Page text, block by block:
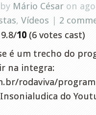
Mário César on
, Vídeos | 2
10 (6 votes cast)
é um trecho do
na integra:
rodaviva/
do